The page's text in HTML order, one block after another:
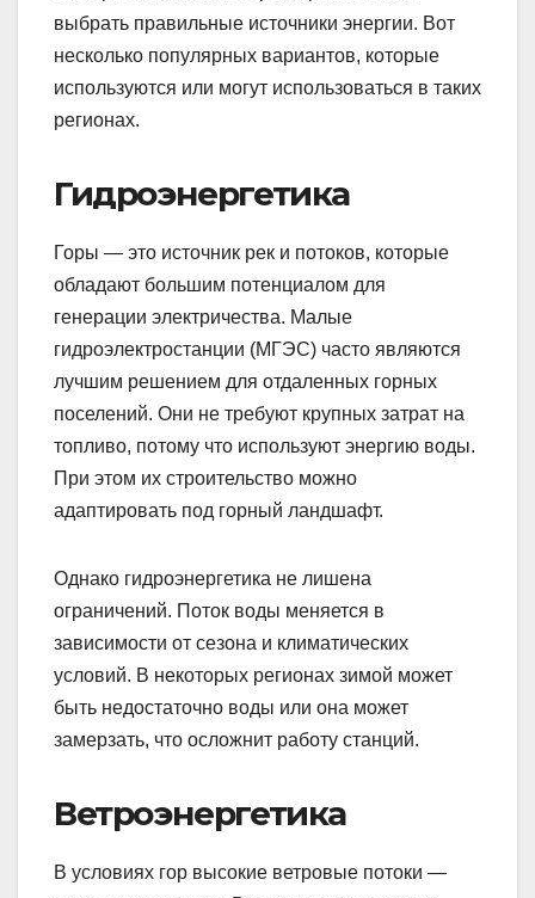
выбрать правильные источники энергии. Вот
несколько популярных вариантов, которые
используются или могут использоваться в таких
регионах.
Гидроэнергетика
Горы — это источник рек и потоков, которые
обладают большим потенциалом для
генерации электричества. Малые
гидроэлектростанции (МГЭС) часто являются
лучшим решением для отдаленных горных
поселений. Они не требуют крупных затрат на
топливо, потому что используют энергию воды.
При этом их строительство можно
адаптировать под горный ландшафт.
Однако гидроэнергетика не лишена
ограничений. Поток воды меняется в
зависимости от сезона и климатических
условий. В некоторых регионах зимой может
быть недостаточно воды или она может
замерзать, что осложнит работу станций.
Ветроэнергетика
В условиях гор высокие ветровые потоки —